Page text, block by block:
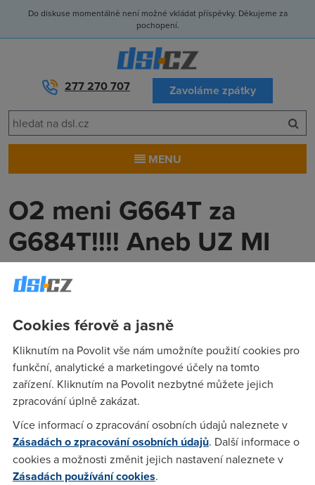
Do diskuse momentálně není možné vkládat příspěvky. Děkujeme za
pochopení.
277 270 707 Zavoláme zpátky
MENU
O2 meni G664T za
G684T!!!! Aneb UZ MI
TO NEPISKA!!!
Tak jsem dnes v reklamaci dostal misto G664T pozooor
G684T! A lidi ONO TO NEPISKA!!! Takze radim postizenym
co to maj v zaruce bezet spachat vymenu :)
Anonym(2.2.2007 01:04:41)
lol
Cookies férově a jasně
Kliknutím na Povolit vše nám umožníte použití cookies pro
funkční, analytické a marketingové účely na tomto
zařízení. Kliknutím na Povolit nezbytné můžete jejich
zpracování úplně zakázat.
Více informací o zpracování osobních údajů naleznete v
Zásadách o zpracování osobních údajů. Další informace o
cookies a možnosti změnit jejich nastavení naleznete v
Zásadách používání cookies.